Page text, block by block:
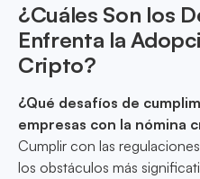
¿Cuáles Son los
Enfrenta la
Cripto?
¿Qué desafíos de
empresas con la nómina
Cumplir con las
los obstáculos más